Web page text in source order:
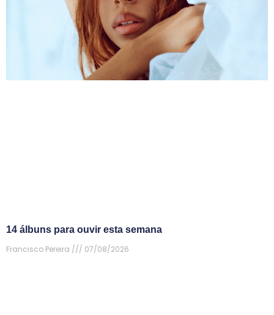
14 álbuns para ouvir esta semana
Francisco Pereira
07/08/2026